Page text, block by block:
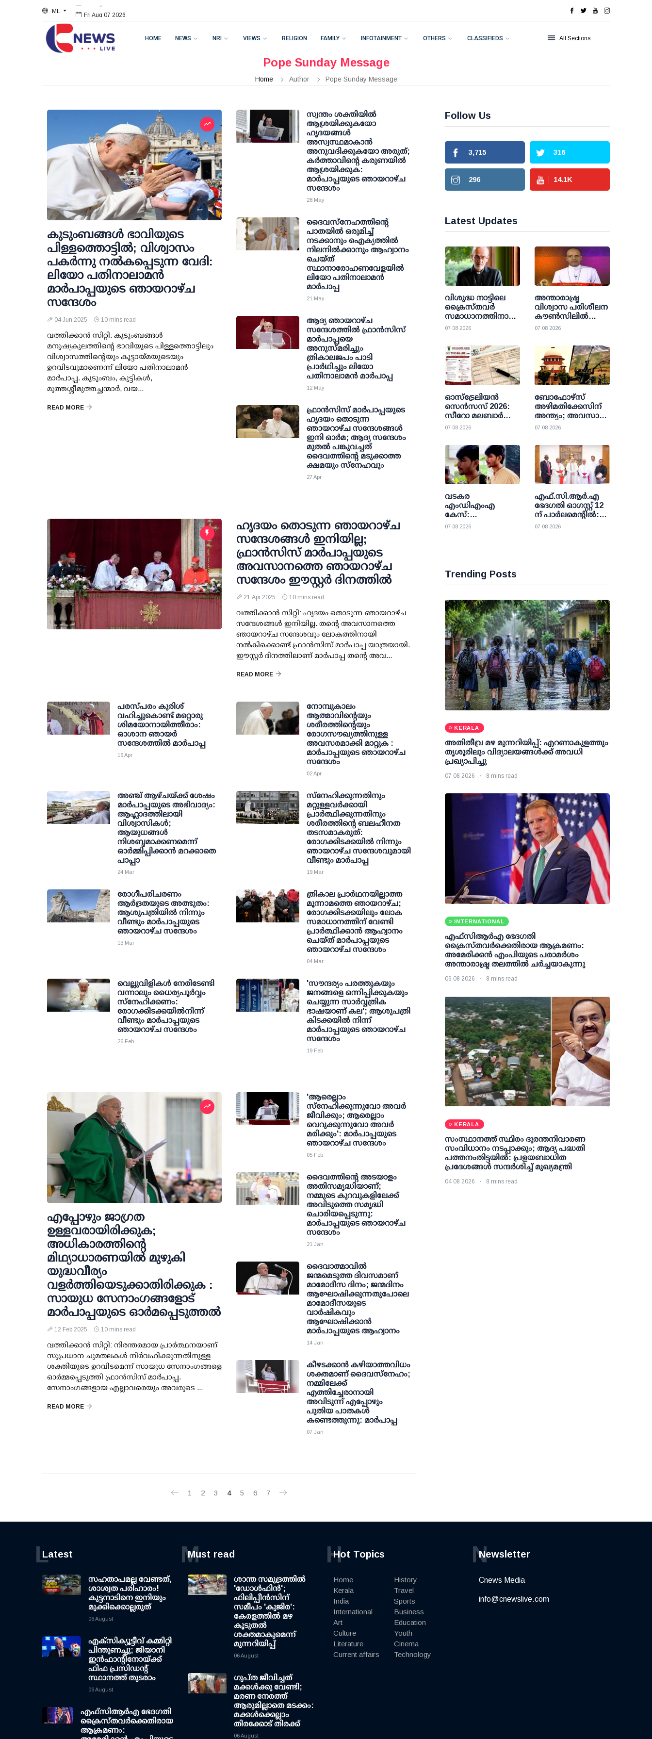
ML Fri Aug 07 2026
HOME NEWS NRI VIEWS RELIGION FAMILY INFOTAINMENT OTHERS CLASSIFIEDS All Sections
Pope Sunday Message
Home Author Pope Sunday Message
കുടുംബങ്ങൾ ഭാവിയുടെ
പിള്ളത്തൊട്ടിൽ; വിശ്വാസം
പകർന്നു നൽകപ്പെടുന്ന വേദി:
ലിയോ പതിനാലാമൻ
മാർപാപ്പയുടെ ഞായറാഴ്ച
സന്ദേശം
04 Jun 2025 10 mins read
വത്തിക്കാൻ സിറ്റി: കുടുംബങ്ങൾ
മനുഷ്യകുലത്തിന്റെ ഭാവിയുടെ പിള്ളത്തൊട്ടിലും
വിശ്വാസത്തിന്റെയും കൂട്ടായ്മയുടെയും
ഉറവിടവുമാണെന്ന് ലിയോ പതിനാലാമൻ
മാർപാപ്പ. കുടുംബം, കുട്ടികൾ,
മുത്തശ്ശീമുത്തച്ഛന്മാർ, വയ...
READ MORE
സ്വന്തം ശക്തിയിൽ
ആശ്രയിക്കുകയോ
ഹൃദയങ്ങൾ
അസ്വസ്ഥമാകാൻ
അനുവദിക്കുകയോ അരുത്;
കർത്താവിന്റെ കരുണയിൽ
ആശ്രയിക്കുക:
മാർപാപ്പയുടെ ഞായറാഴ്ച
സന്ദേശം
28 May
ദൈവസ്നേഹത്തിന്റെ
പാതയിൽ ഒരുമിച്ച്
നടക്കാനും ഐക്യത്തിൽ
നിലനിൽക്കാനും ആഹ്വാനം
ചെയ്ത്
സ്ഥാനാരോഹണവേളയിൽ
ലിയോ പതിനാലാമൻ
മാർപാപ്പ
21 May
ആദ്യ ഞായറാഴ്ച
സന്ദേശത്തിൽ ഫ്രാൻസിസ്
മാർപാപ്പയെ
അനുസ്മരിച്ചും
ത്രികാലജപം പാടി
പ്രാർഥിച്ചും ലിയോ
പതിനാലാമൻ മാർപാപ്പ
12 May
ഫ്രാൻസിസ് മാർപാപ്പയുടെ
ഹൃദയം തൊടുന്ന
ഞായറാഴ്ച സന്ദേശങ്ങൾ
ഇനി ഓർമ; ആദ്യ സന്ദേശം
മുതൽ പങ്കുവച്ചത്
ദൈവത്തിന്റെ മടുക്കാത്ത
ക്ഷമയും സ്നേഹവും
27 Apr
ഹൃദയം തൊടുന്ന ഞായറാഴ്ച
സന്ദേശങ്ങൾ ഇനിയില്ല;
ഫ്രാൻസിസ് മാർപാപ്പയുടെ
അവസാനത്തെ ഞായറാഴ്ച
സന്ദേശം ഈസ്റ്റർ ദിനത്തിൽ
21 Apr 2025 10 mins read
വത്തിക്കാൻ സിറ്റി: ഹൃദയം തൊടുന്ന ഞായറാഴ്ച
സന്ദേശങ്ങൾ ഇനിയില്ല. തൻ്റെ അവസാനത്തെ
ഞായറാഴ്ച സന്ദേശവും ലോകത്തിനായി
നൽകിക്കൊണ്ട് ഫ്രാൻസിസ് മാർപാപ്പ യാത്രയായി.
ഈസ്റ്റർ ദിനത്തിലാണ് മാർപാപ്പ തൻ്റെ അവ...
READ MORE
പരസ്പരം കുരിശ്
വഹിച്ചുകൊണ്ട് മറ്റൊരു
ശിമയോനായിത്തീരാം:
ഓശാന ഞായർ
സന്ദേശത്തിൽ മാർപാപ്പ
16 Apr
നോമ്പുകാലം
ആത്മാവിന്റെയും
ശരീരത്തിന്റെയും
രോഗസൗഖ്യത്തിനുള്ള
അവസരമാക്കി മാറ്റുക :
മാർപാപ്പയുടെ ഞായറാഴ്ച
സന്ദേശം
02 Apr
അഞ്ച് ആഴ്ചയ്ക്ക് ശേഷം
മാർപാപ്പയുടെ അഭിവാദ്യം:
ആഹ്ലാദത്തിലായി
വിശ്വാസികൾ;
ആയുധങ്ങൾ
നിശബ്ദമാക്കണമെന്ന്
ഓർമ്മിപ്പിക്കാൻ മറക്കാതെ
പാപ്പാ
24 Mar
സ്നേഹിക്കുന്നതിനും
മറ്റുള്ളവർക്കായി
പ്രാർത്ഥിക്കുന്നതിനും
ശരീരത്തിന്റെ ബലഹീനത
തടസമാകരുത്:
രോഗക്കിടക്കയിൽ നിന്നും
ഞായറാഴ്ച സന്ദേശവുമായി
വീണ്ടും മാർപാപ്പ
19 Mar
രോഗീപരിചരണം
ആർദ്രതയുടെ അത്ഭുതം:
ആശുപത്രിയിൽ നിന്നും
വീണ്ടും മാർപാപ്പയുടെ
ഞായറാഴ്ച സന്ദേശം
13 Mar
ത്രികാല പ്രാർഥനയില്ലാത്ത
മൂന്നാമത്തെ ഞായറാഴ്ച;
രോഗക്കിടക്കയിലും ലോക
സമാധാനത്തിന് വേണ്ടി
പ്രാർത്ഥിക്കാൻ ആഹ്വാനം
ചെയ്ത് മാർപാപ്പയുടെ
ഞായറാഴ്ച സന്ദേശം
04 Mar
വെല്ലുവിളികൾ നേരിടേണ്ടി
വന്നാലും ധൈര്യപൂർവ്വം
സ്നേഹിക്കണം:
രോഗക്കിടക്കയിൽനിന്ന്
വീണ്ടും മാർപാപ്പയുടെ
ഞായറാഴ്ച സന്ദേശം
26 Feb
'സൗന്ദര്യം പരത്തുകയും
ജനങ്ങളെ ഒന്നിപ്പിക്കുകയും
ചെയ്യുന്ന സാർവ്വത്രിക
ഭാഷയാണ് കല'; ആശുപത്രി
കിടക്കയിൽ നിന്ന്
മാർപാപ്പയുടെ ഞായറാഴ്ച
സന്ദേശം
19 Feb
എപ്പോഴും ജാഗ്രത
ഉള്ളവരായിരിക്കുക;
അധികാരത്തിന്റെ
മിഥ്യാധാരണയിൽ മുഴുകി
യുദ്ധവീര്യം
വളർത്തിയെടുക്കാതിരിക്കുക :
സായുധ സേനാംഗങ്ങളോട്
മാർപാപ്പയുടെ ഓർമപ്പെടുത്തൽ
12 Feb 2025 10 mins read
വത്തിക്കാൻ സിറ്റി: നിരന്തരമായ പ്രാർത്ഥനയാണ്
സുപ്രധാന ചുമതലകൾ നിർവഹിക്കുന്നതിനുള്ള
ശക്തിയുടെ ഉറവിടമെന്ന് സായുധ സേനാംഗങ്ങളെ
ഓർമ്മപ്പെടുത്തി ഫ്രാൻസിസ് മാർപാപ്പ.
സേനാംഗങ്ങളായ എല്ലാവരെയും അവരുടെ ...
READ MORE
'ആരെല്ലാം
സ്നേഹിക്കുന്നുവോ അവർ
ജീവിക്കും; ആരെല്ലാം
വെറുക്കുന്നുവോ അവർ
മരിക്കും': മാർപാപ്പയുടെ
ഞായറാഴ്ച സന്ദേശം
05 Feb
ദൈവത്തിന്റെ അടയാളം
അതിസമൃദ്ധിയാണ്;
നമ്മുടെ കുറവുകളിലേക്ക്
അവിടുത്തെ സമൃദ്ധി
ചൊരിയപ്പെടുന്നു:
മാർപാപ്പയുടെ ഞായറാഴ്ച
സന്ദേശം
21 Jan
ദൈവാത്മാവിൽ
ജന്മമെടുത്ത ദിവസമാണ്
മാമോദീസ ദിനം; ജന്മദിനം
ആഘോഷിക്കുന്നതുപോലെ
മാമോദീസയുടെ
വാർഷികവും
ആഘോഷിക്കാൻ
മാർപാപ്പയുടെ ആഹ്വാനം
14 Jan
കീഴടക്കാന്‍ കഴിയാത്തവിധം
ശക്തമാണ് ദൈവസ്‌നേഹം;
നമ്മിലേക്ക്
എത്തിച്ചേരാനായി
അവിടുന്ന് എപ്പോഴും
പുതിയ പാതകള്‍
കണ്ടെത്തുന്നു: മാര്‍പാപ്പ
07 Jan
1 2 3 4 5 6 7
Follow Us
3,715 316
296 14.1K
Latest Updates
വിശുദ്ധ നാട്ടിലെ
ക്രൈസ്തവർ
സമാധാനത്തിനായി
കേഴുന്നു:
ദയനീയ അവസ്ഥ
തുറന്നുകാട്ടി
ജെറുസലേം
പാത്രിയാർക്കീസ്
07 08 2026
അന്താരാഷ്ട്ര
വിശ്വാസ പരിശീലന
കൗണ്‍സിലില്‍
അംഗമായി മാര്‍
നിയമിതനായി
07 08 2026
ഓസ്ട്രേലിയൻ
സെൻസസ് 2026:
സീറോ മലബാർ
വിശ്വാസികൾക്കായി
നിർദേശവുമായി
സഭാധികാരികൾ
07 08 2026
ബോഫോഴ്സ്
അഴിമതിക്കേസിന്
അന്ത്യം; അവസാന
അപ്പീലും തള്ളി
07 08 2026
വടകര
എംഡിഎംഎ
കേസ്:
ലഹരിപ്പണത്തിന്റെ
പ്രതിചേര്‍ക്കും
07 08 2026
എഫ്.സി.ആര്‍.എ
ഭേദഗതി ഓഗസ്റ്റ് 12
ന് പാര്‍ലമെന്റില്‍:
ആശങ്ക അറിയിച്ച്
07 08 2026
Trending Posts
KERALA
അതിതീവ്ര മഴ മുന്നറിയിപ്പ്: എറണാകുളത്തും
തൃശൂരിലും വിദ്യാലയങ്ങള്‍ക്ക് അവധി
പ്രഖ്യാപിച്ചു
07 08 2026 8 mins read
INTERNATIONAL
എഫ്‌സി‌ആര്‍‌എ ഭേദഗതി
ക്രൈസ്തവർക്കെതിരായ ആക്രമണം:
അമേരിക്കൻ എംപിയുടെ പരാമർശം
അന്താരാഷ്ട്ര തലത്തിൽ ചർച്ചയാകുന്നു
06 08 2026 8 mins read
KERALA
സംസ്ഥാനത്ത് സ്ഥിരം ദുരന്തനിവാരണ
സംവിധാനം നടപ്പാക്കും; ആദ്യ പദ്ധതി
പത്തനംതിട്ടയില്‍: പ്രളയബാധിത
പ്രദേശങ്ങള്‍ സന്ദര്‍ശിച്ച് മുഖ്യമന്ത്രി
04 08 2026 8 mins read
Latest
L
സഹതാപമല്ല വേണ്ടത്,
ശാശ്വത പരിഹാരം!
കുട്ടനാടിനെ ഇനിയും
മുക്കിക്കൊല്ലരുത്
06 August
എക്സിക്യൂട്ടീവ് കമ്മിറ്റി
പിന്തുണച്ചു; ജിയാനി
ഇന്‍ഫാന്റിനോയ്ക്ക്
ഫിഫ പ്രസിഡന്റ്
സ്ഥാനത്ത് തുടരാം
06 August
എഫ്‌സി‌ആര്‍‌എ ഭേദഗതി
ക്രൈസ്തവർക്കെതിരായ
ആക്രമണം:
Must read
M
ശാന്ത സമുദ്രത്തില്‍
'ഡോള്‍ഫിന്‍';
ഫിലിപ്പീന്‍സിന്
സമീപം 'കുജിര':
കേരളത്തില്‍ മഴ
കൂടുതല്‍
ശക്തമാകുമെന്ന്
മുന്നറിയിപ്പ്
06 August
ഗുപ്ത ജീവിച്ചത്
മക്കള്‍ക്കു വേണ്ടി;
മരണ നേരത്ത്
ആരുമില്ലാതെ മടക്കം:
മക്കള്‍ക്കെല്ലാം
തിരക്കോട് തിരക്ക്
06 August
Hot Topics
H
Home
Kerala
India
International
Art
Culture
Literature
Current affairs
History
Travel
Sports
Business
Education
Youth
Cinema
Technology
Newsletter
N
Cnews Media
info@cnewslive.com